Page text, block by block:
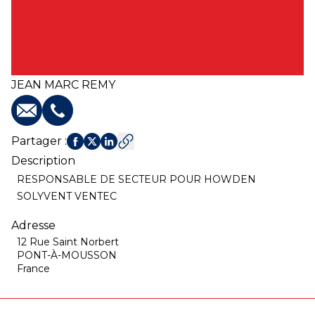
JEAN MARC REMY
E-mailTéléphone
Partager :
Description
RESPONSABLE DE SECTEUR POUR HOWDEN
SOLYVENT VENTEC
Adresse
12 Rue Saint Norbert
PONT-À-MOUSSON
France